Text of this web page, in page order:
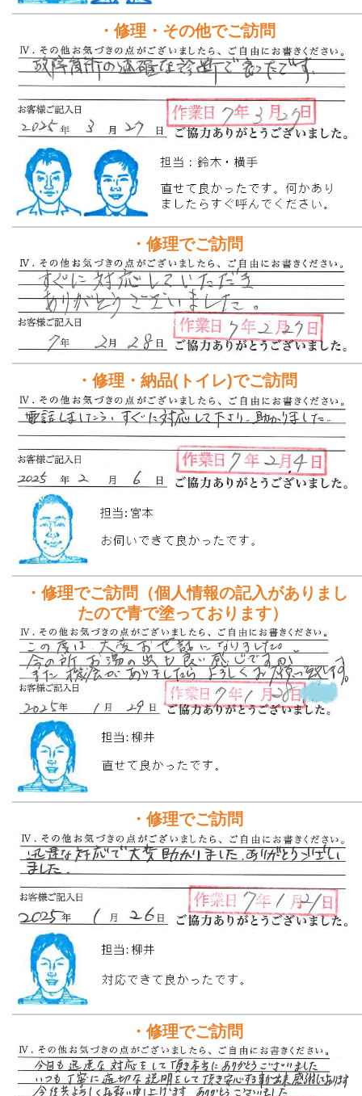
・修理・その他でご訪問
・修理でご訪問
・修理・納品(トイレ)でご訪問
・修理でご訪問（個人情報の記入がありまし
たので青で塗っております）
・修理でご訪問
・修理でご訪問